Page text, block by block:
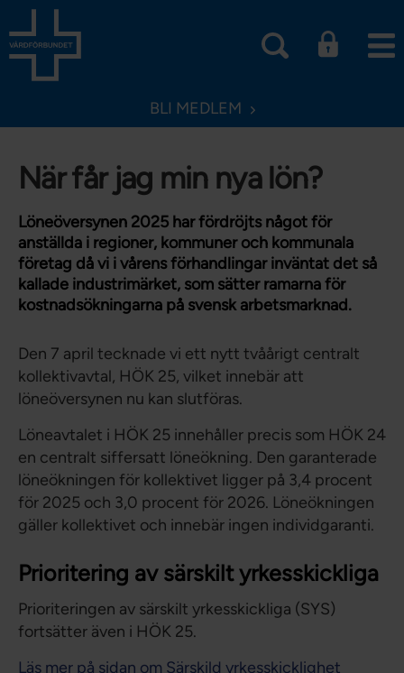
BLI MEDLEM
När får jag min nya lön?
Löneöversynen 2025 har fördröjts något för
anställda i regioner, kommuner och kommunala
företag då vi i vårens förhandlingar inväntat det så
kallade industrimärket, som sätter ramarna för
kostnadsökningarna på svensk arbetsmarknad.
Den 7 april tecknade vi ett nytt tvåårigt centralt
kollektivavtal, HÖK 25, vilket innebär att
löneöversynen nu kan slutföras.
Löneavtalet i HÖK 25 innehåller precis som HÖK 24
en centralt siffersatt löneökning. Den garanterade
löneökningen för kollektivet ligger på 3,4 procent
för 2025 och 3,0 procent för 2026. Löneökningen
gäller kollektivet och innebär ingen individgaranti.
Prioritering av särskilt yrkesskickliga
Prioriteringen av särskilt yrkesskickliga (SYS)
fortsätter även i HÖK 25.
Läs mer på sidan om Särskild yrkesskicklighet